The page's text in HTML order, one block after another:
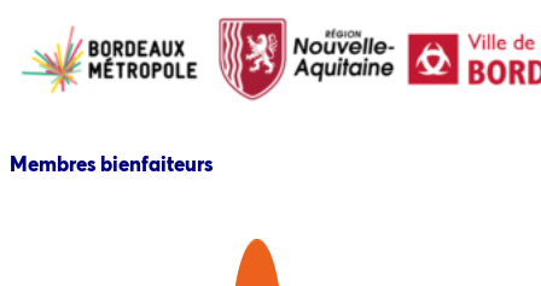
Membres bienfaiteurs